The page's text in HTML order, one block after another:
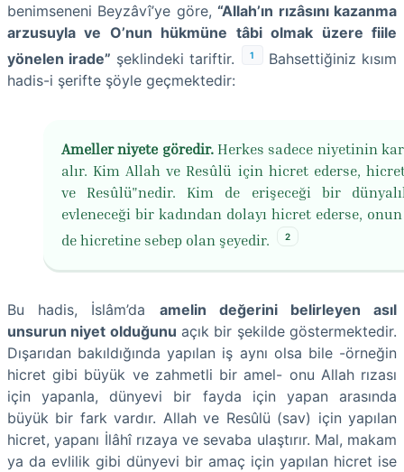
benimseneni Beyzâvî’ye göre, “Allah’ın rızâsını kazanma
arzusuyla ve O’nun hükmüne tâbi olmak üzere fiile
yönelen irade” şeklindeki tariftir. 1
Bahsettiğiniz kısım
hadis-i şerifte şöyle geçmektedir:
Ameller niyete göredir.Herkes sadece niyetinin
alır. Kim Allah ve Resûlü için hicret ederse,
ve Resûlü"nedir. Kim de erişeceği bir
evleneceği bir kadından dolayı hicret ederse,
de hicretine sebep olan şeyedir.
2
Bu hadis, İslâm’da amelin değerini belirleyen asıl
unsurun niyet olduğunu açık bir şekilde göstermektedir.
Dışarıdan bakıldığında yapılan iş aynı olsa bile -örneğin
hicret gibi büyük ve zahmetli bir amel- onu Allah rızası
için yapanla, dünyevi bir fayda için yapan arasında
büyük bir fark vardır. Allah ve Resûlü (sav) için yapılan
hicret, yapanı İlâhî rızaya ve sevaba ulaştırır. Mal, makam
ya da evlilik gibi dünyevi bir amaç için yapılan hicret ise